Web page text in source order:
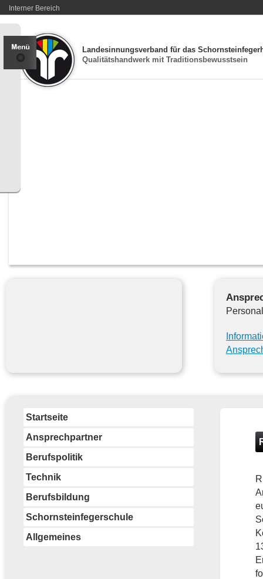
Interner Bereich
Landesinnungsverband für das
Qualitätshandwerk mit Traditionsbewusstsein
Startseite
Ansprechpartner
Berufspolitik
Technik
Berufsbildung
Schornsteinfegerschule
Allgemeines